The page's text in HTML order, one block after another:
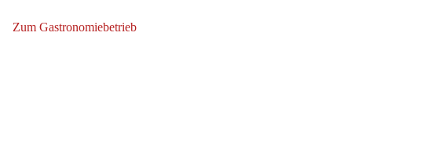
Zum Gastronomiebetrieb
Zum Gastronomiebetrieb: Ullrs Wine&Dine